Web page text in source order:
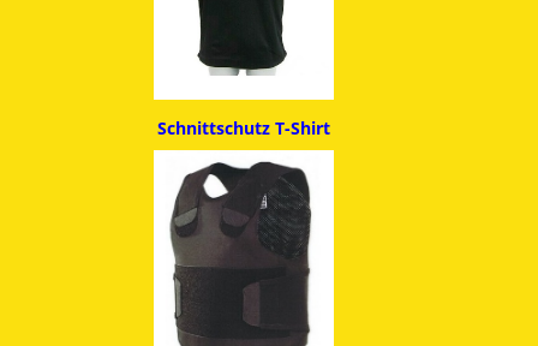
Schnittschutz T-Shirt